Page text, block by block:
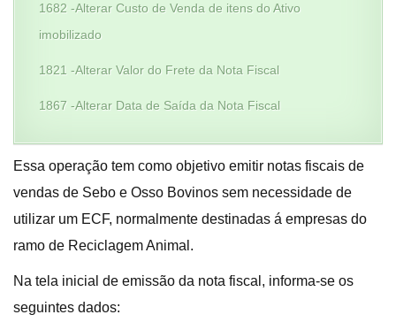
1682 -Alterar Custo de Venda de itens do Ativo
imobilizado
1821 -Alterar Valor do Frete da Nota Fiscal
1867 -Alterar Data de Saída da Nota Fiscal
Essa operação tem como objetivo emitir notas fiscais de
vendas de Sebo e Osso Bovinos sem necessidade de
utilizar um ECF, normalmente destinadas á empresas do
ramo de Reciclagem Animal.
Na tela inicial de emissão da nota fiscal, informa-se os
seguintes dados: